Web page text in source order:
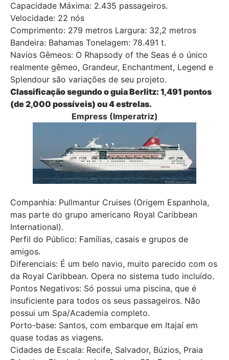
Capacidade Máxima: 2.435 passageiros.
Velocidade: 22 nós
Comprimento: 279 metros Largura: 32,2 metros
Bandeira: Bahamas Tonelagem: 78.491 t.
Navios Gêmeos: O Rhapsody of the Seas é o único
realmente gêmeo, Grandeur, Enchantment, Legend e
Splendour são variações de seu projeto.
Classificação segundo o guia Berlitz: 1,491 pontos
(de 2,000 possíveis) ou 4 estrelas.
Empress (Imperatriz)
Companhia: Pullmantur Cruises (Origem Espanhola,
mas parte do grupo americano Royal Caribbean
International).
Perfil do Público: Famílias, casais e grupos de
amigos.
Diferenciais: É um belo navio, muito parecido com os
da Royal Caribbean. Opera no sistema tudo incluído.
Pontos Negativos: Só possui uma piscina, que é
insuficiente para todos os seus passageiros. Não
possui um Spa/Academia completo.
Porto-base: Santos, com embarque em Itajaí em
quase todas as viagens.
Cidades de Escala: Recife, Salvador, Búzios, Praia